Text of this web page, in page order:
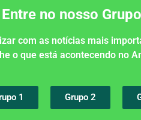
Entre no nosso
com as notícias mais
o que está acontecendo no
1 Grupo 2